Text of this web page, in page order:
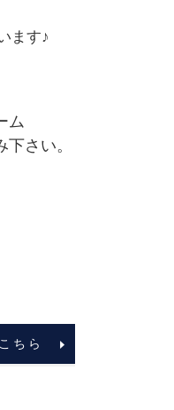
ます♪
ム
さい。
ちら